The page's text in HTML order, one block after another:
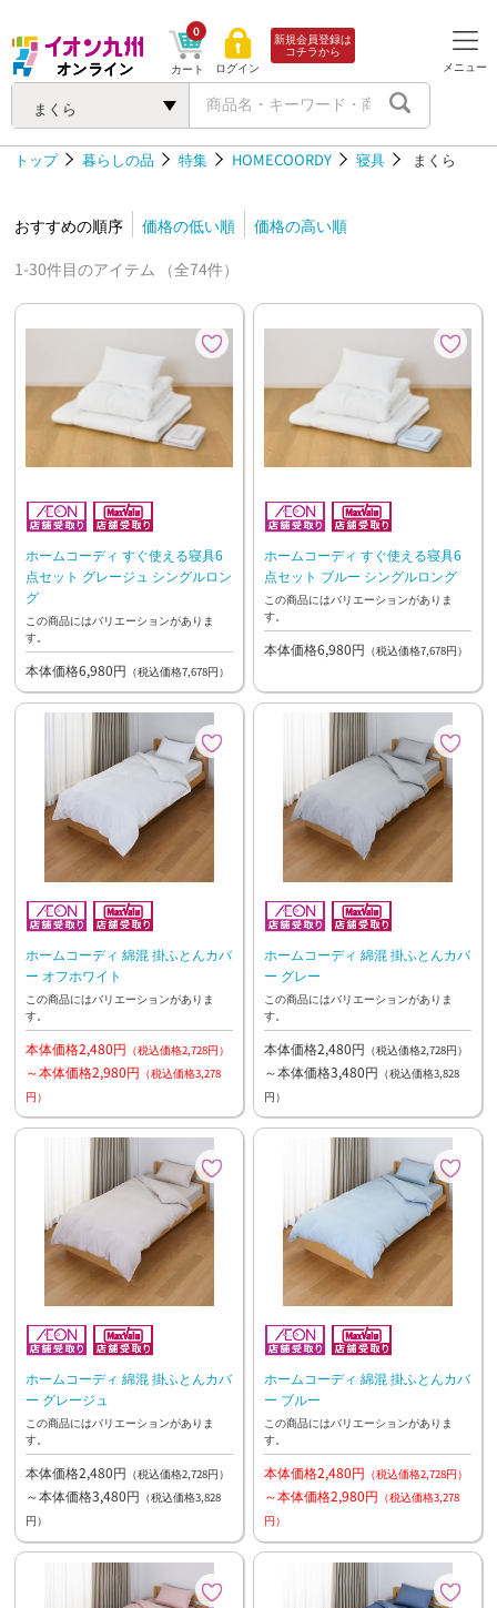
まくら
カート
0
ログイン
新規会員登録は
コチラから
メニュー
トップ 暮らしの品 特集 HOMECOORDY 寝具 まくら
おすすめの順序 価格の低い順
価格の高い順
1-30件目のアイテム （全74件）
ホームコーディ すぐ使える寝具6
点セット グレージュ シングルロン
グ
この商品にはバリエーションがありま
す。
本体価格6,980円 （税込価格7,678円）
ホームコーディ すぐ使える寝具6
点セット ブルー シングルロング
この商品にはバリエーションがありま
す。
本体価格6,980円 （税込価格7,678円）
ホームコーディ 綿混 掛ふとんカバ
ー オフホワイト
この商品にはバリエーションがありま
す。
本体価格2,480円 （税込価格2,728円）
～本体価格2,980円 （税込価格3,278
円）
ホームコーディ 綿混 掛ふとんカバ
ー グレー
この商品にはバリエーションがありま
す。
本体価格2,480円 （税込価格2,728円）
～本体価格3,480円 （税込価格3,828
円）
ホームコーディ 綿混 掛ふとんカバ
ー グレージュ
この商品にはバリエーションがありま
す。
本体価格2,480円 （税込価格2,728円）
～本体価格3,480円 （税込価格3,828
円）
ホームコーディ 綿混 掛ふとんカバ
ー ブルー
この商品にはバリエーションがありま
す。
本体価格2,480円 （税込価格2,728円）
～本体価格2,980円 （税込価格3,278
円）